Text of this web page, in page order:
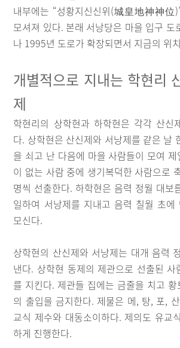
내부에는 “성황지신신위(城皇地神神位
모셔져 있다. 본래 서낭당은 마을 입구 도
나 1995년 도로가 확장되면서 지금의 위
개별적으로 지내는 학현리
제
학현리의 상학현과 하학현은 각각 산신
다. 상학현은 산신제와 서낭제를 같은 날
을 쇠고 난 다음에 마을 사람들이 모여
이 없는 사람 중에 생기복덕한 사람으로
명씩 선출한다. 하학현은 음력 정월 대보
일하여 서낭제를 지내고 음력 칠월 초에
모신다.
상학현의 산신제와 서낭제는 대개 음력
낸다. 상학현 동제의 제관으로 선출된 사
를 지킨다. 제관들 집에는 금줄을 치고
의 출입을 금지한다. 제물은 메, 탕, 포,
교식 제수와 대동소이하다. 제의도 유교
하게 진행한다.